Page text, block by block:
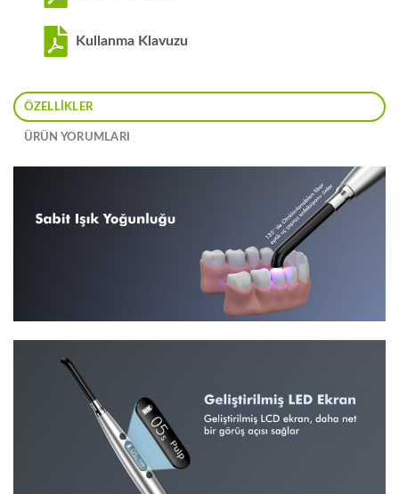
Kullanma Klavuzu
ÖZELLIKLER
ÜRÜN YORUMLARI